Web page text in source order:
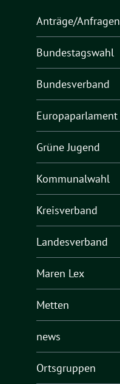
Anträge/Anfragen
Bundestagswahl
Bundesverband
Europaparlament
Grüne Jugend
Kommunalwahl
Kreisverband
Landesverband
Maren Lex
Metten
news
Ortsgruppen